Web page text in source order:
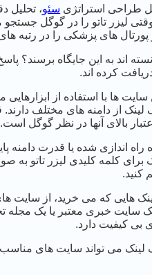
طراحی استراتژی سئو، تحلیل
لیزر تاتو را در گوگل
پورتال های پزشکی را در رتبه
اند به این جایگاه برسند؟
کرده اند.
بالای آنها در نظر گوگل است.
اندازی شده یا قدرت دامنه
برای کلمه کلیدی لیزر تاتو به
کنید.
هایی که می خرید، از سایت
یک سایت خبری معتبر یا یک
بی کیفیت دارد.
می تواند سایت های